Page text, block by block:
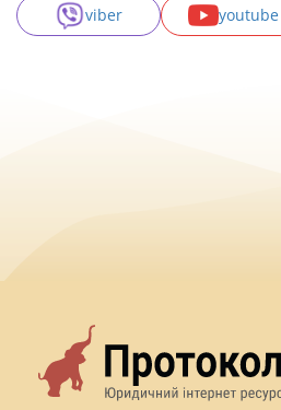
viber
youtube